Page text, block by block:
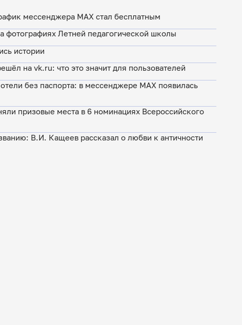
мессенджера MAX стал бесплатным
фотографиях Летней педагогической школы
истории
на vk.ru: что это значит для пользователей
без паспорта: в мессенджере MAX появилась
призовые места в 6 номинациях Всероссийского
В.И. Кащеев рассказал о любви к античности